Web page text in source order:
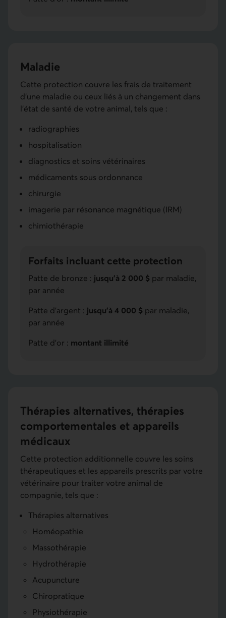
Maladie
Cette protection couvre les frais de traitement
d'une maladie ou ceux liés à un changement dans
l'état de santé de votre animal, tels que :
radiographies
hospitalisation
diagnostics et soins vétérinaires
médicaments sous ordonnance
chirurgie
imagerie par résonance magnétique (IRM)
chimiothérapie
Forfaits incluant cette protection
Patte de bronze : jusqu'à 2 000 $ par maladie,
par année
Patte d'argent : jusqu'à 4 000 $ par maladie,
par année
Patte d'or : montant illimité
Thérapies alternatives, thérapies
comportementales et appareils
médicaux
Cette protection additionnelle couvre les soins
thérapeutiques et les appareils prescrits par votre
vétérinaire pour traiter votre animal de
compagnie, tels que :
Thérapies alternatives
Homéopathie
Massothérapie
Hydrothérapie
Acupuncture
Chiropratique
Physiothérapie